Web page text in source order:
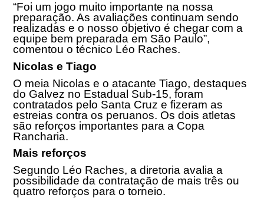
“Foi um jogo muito importante na nossa
preparação. As avaliações continuam sendo
realizadas e o nosso objetivo é chegar com a
equipe bem preparada em São Paulo”,
comentou o técnico Léo Raches.
Nicolas e Tiago
O meia Nicolas e o atacante Tiago, destaques
do Galvez no Estadual Sub-15, foram
contratados pelo Santa Cruz e fizeram as
estreias contra os peruanos. Os dois atletas
são reforços importantes para a Copa
Rancharia.
Mais reforços
Segundo Léo Raches, a diretoria avalia a
possibilidade da contratação de mais três ou
quatro reforços para o torneio.